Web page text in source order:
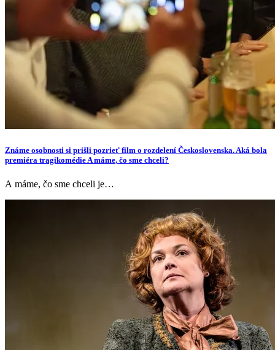
Známe osobnosti si prišli pozrieť film o rozdelení Československa. Aká bola
premiéra tragikomédie A máme, čo sme chceli?
A máme, čo sme chceli je…